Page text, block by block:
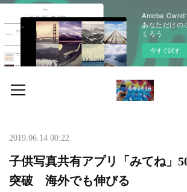
Ameba Ownd
あなただけの
くろう
今すぐ試す
2019.06.14 00:22
子供写真共有アプリ「みてね」
突破 海外でも伸びる